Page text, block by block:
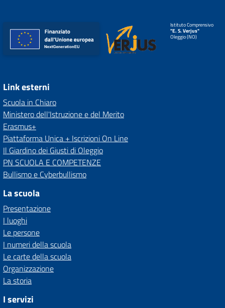
Istituto Comprensivo
"E. S. Verjus"
Oleggio (NO)
Link esterni
Scuola in Chiaro
Ministero dell'Istruzione e del Merito
Erasmus+
Piattaforma Unica + Iscrizioni On Line
Il Giardino dei Giusti di Oleggio
PN SCUOLA E COMPETENZE
Bullismo e Cyberbullismo
La scuola
Presentazione
I luoghi
Le persone
I numeri della scuola
Le carte della scuola
Organizzazione
La storia
I servizi